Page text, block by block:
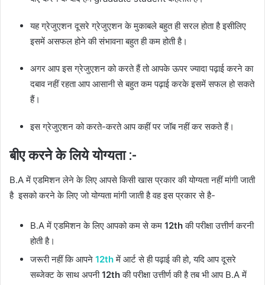
यह ग्रेजुएशन दूसरे ग्रेजुएशन के मुकाबले बहुत ही सरल होता है इसीलिए
इसमें असफल होने की संभावना बहुत ही कम होती है।
अगर आप इस ग्रेजुएशन को करते हैं तो आपके ऊपर ज्यादा पढ़ाई करने का
दबाव नहीं रहता आप आसानी से बहुत कम पढ़ाई करके इसमें सफल हो सकते
हैं।
इस ग्रेजुएशन को करते-करते आप कहीं पर जॉब नहीं कर सकते हैं।
बीए करने के लिये योग्यता :-
B.A में एडमिशन लेने के लिए आपसे किसी खास प्रकार की योग्यता नहीं मांगी जाती
है इसको करने के लिए जो योग्यता मांगी जाती है वह इस प्रकार से है-
B.A में एडमिशन के लिए आपको कम से कम 12thकी परीक्षा उत्तीर्ण करनी
होती है।
जरूरी नहीं कि आपने 12thमें आर्ट से ही पढ़ाई की हो, यदि आप दूसरे
सब्जेक्ट के साथ अपनी12thकी परीक्षा उत्तीर्ण की है तब भी आप B.A में